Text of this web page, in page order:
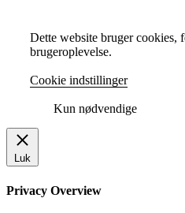
Dette website bruger cookies,
brugeroplevelse.
Cookie indstillinger
Kun nødvendige
Luk
Privacy Overview